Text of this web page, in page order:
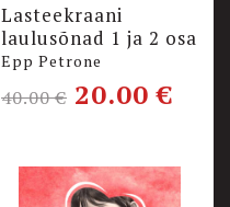
Lasteekraani
laulusõnad 1 ja 2 osa
Epp Petrone
40.00€ 20.00€